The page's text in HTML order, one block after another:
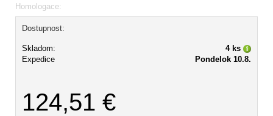
Homologace:
Dostupnost:
Skladom:
4 ks
Expedice
Pondelok 10.8.
124,51 €